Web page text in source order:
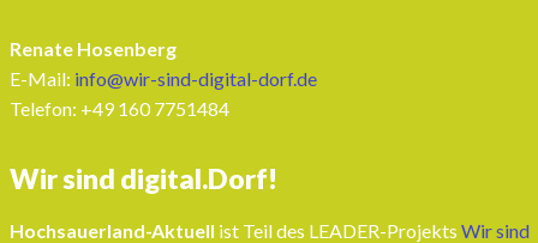
Renate Hosenberg
E-Mail: info@wir-sind-digital-dorf.de
Telefon: ‭+49 160 7751484‬
Wir sind digital.Dorf!
Hochsauerland-Aktuell ist Teil des LEADER-Projekts Wir sind